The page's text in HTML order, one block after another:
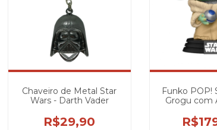
Chaveiro de Metal Star
Wars - Darth Vader
R$29,90
Funko POP!
Grogu com